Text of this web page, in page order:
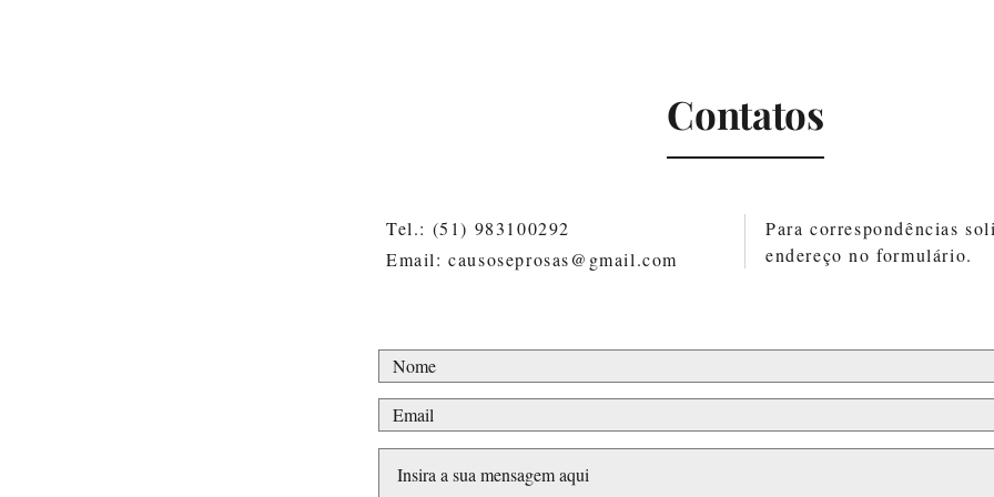
Contatos
Tel.: (51) 983100292
Email: causoseprosas@gmail.com
Para correspondências
endereço no formulário.